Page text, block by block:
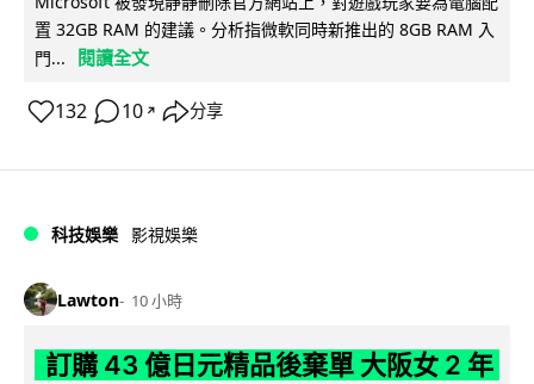
置 32GB RAM 的建議。分析指微軟同時新推出的 8GB RAM 入
門...
閱讀全文
132 10 ↗ 分享
科技娛樂 影視娛樂
Lawton 10 小時
訂購 43 億日元精品後棄單 大阪女 2 年